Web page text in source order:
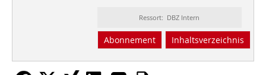
Ressort: DBZ Intern
Abonnement Inhaltsverzeichnis